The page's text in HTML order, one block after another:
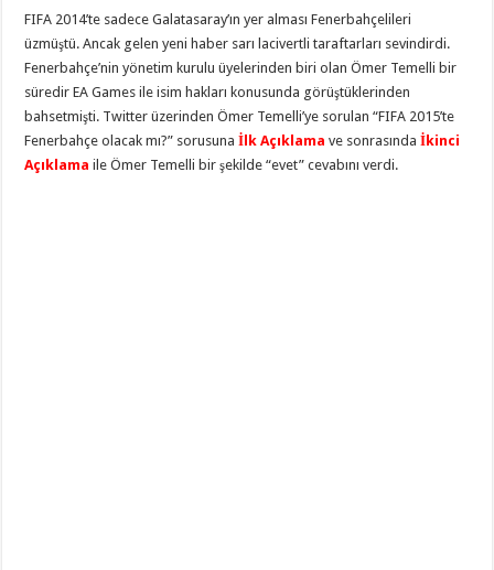
FIFA 2014’te sadece Galatasaray’ın yer alması Fenerbahçelileri
üzmüştü. Ancak gelen yeni haber sarı lacivertli taraftarları sevindirdi.
Fenerbahçe’nin yönetim kurulu üyelerinden biri olan Ömer Temelli bir
süredir EA Games ile isim hakları konusunda görüştüklerinden
bahsetmişti. Twitter üzerinden Ömer Temelli’ye sorulan “FIFA 2015’te
Fenerbahçe olacak mı?” sorusunaİlk Açıklama ve sonrasındaİkinci
Açıklama ile Ömer Temelli bir şekilde “evet” cevabını verdi.